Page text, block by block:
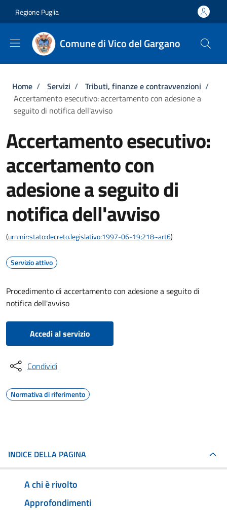
Regione Puglia
Comune di Vico del Gargano
Briciole di pane
Home / Servizi / Tributi, finanze e contravvenzioni /
Accertamento esecutivo: accertamento con adesione a
seguito di notifica dell'avviso
Accertamento esecutivo:
accertamento con
adesione a seguito di
notifica dell'avviso
(urn:nir:stato:decreto.legislativo:1997-06-19;218~art6)
Servizio attivo
Procedimento di accertamento con adesione a seguito di
notifica dell'avviso
Accedi al servizio
Condividi
Normativa di riferimento
INDICE DELLA PAGINA
A chi è rivolto
Approfondimenti